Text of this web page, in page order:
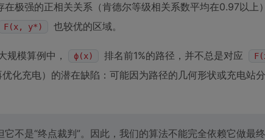
在极强的正相关关系（肯德尔等级相关系数平均在0.97以上
F(x, y*) 也较优的区域。
规模算例中， ϕ(x) 排名前1%的路径，并不总是对应
化充电）的潜在缺陷：可能因为路径的几何形状或充电站
它不是“终点裁判”。因此，我们的算法不能完全依赖它做最